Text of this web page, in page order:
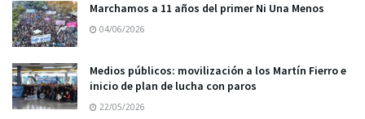
Marchamos a 11 años del primer Ni Una Menos
04/06/2026
Medios públicos: movilización a los Martín Fierro e
inicio de plan de lucha con paros
22/05/2026